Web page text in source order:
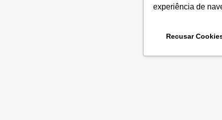
experiência de
Recusar